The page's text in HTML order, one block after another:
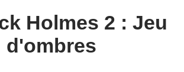
Holmes 2 : Jeu
d'ombres